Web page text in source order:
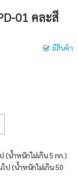
01 คละสี
มีสินค้า
(น้ำหนักไม่เกิน 5 กก.)
ป (น้ำหนักไม่เกิน 50